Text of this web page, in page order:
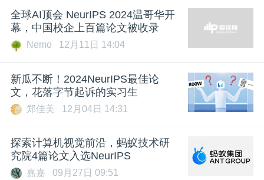
全球AI顶会 NeurIPS 2024温哥华开
幕，中国校企上百篇论文被收录
Nemo 12月11日 14:04
新瓜不断！2024NeurIPS最佳论
文，花落字节起诉的实习生
郑佳美 12月04日 14:31
探索计算机视觉前沿，蚂蚁技术研
究院4篇论文入选NeurIPS
嘉嘉 09月27日 09:51